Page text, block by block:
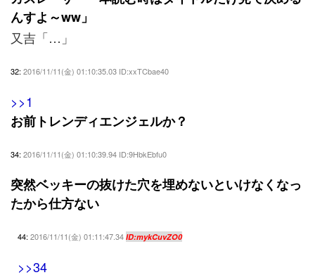
んすよ～ww」
又吉「…」
32: 2016/11/11(金) 01:10:35.03 ID:xxTCbae40
>>1
お前トレンディエンジェルか？
34: 2016/11/11(金) 01:10:39.94 ID:9HbkEbfu0
突然ベッキーの抜けた穴を埋めないといけなくなっ
たから仕方ない
44: 2016/11/11(金) 01:11:47.34 ID:mykCuvZO0
>>34